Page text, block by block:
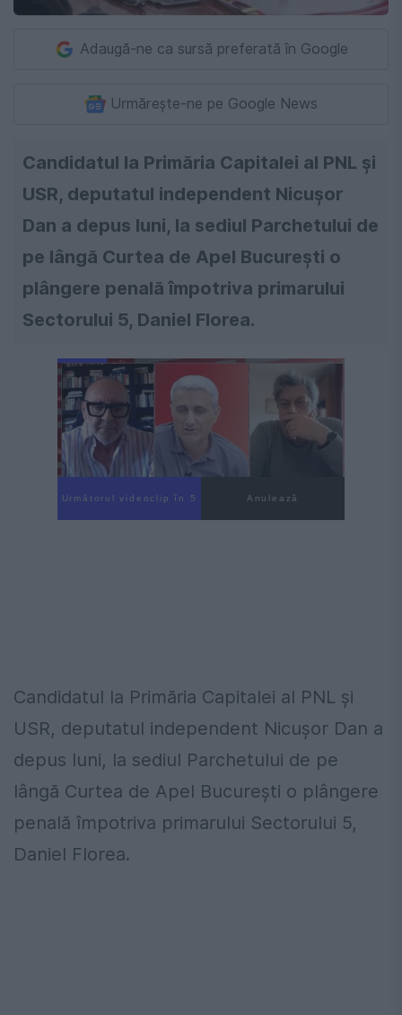
Adaugă-ne ca sursă preferată în Google
Urmărește-ne pe Google News
Candidatul la Primăria Capitalei al PNL și
USR, deputatul independent Nicuşor
Dan a depus luni, la sediul Parchetului de
pe lângă Curtea de Apel Bucureşti o
plângere penală împotriva primarului
Sectorului 5, Daniel Florea.
Următorul videoclip în 4 Anulează
Candidatul la Primăria Capitalei al PNL și
USR, deputatul independent Nicuşor Dan a
depus luni, la sediul Parchetului de pe
lângă Curtea de Apel Bucureşti o plângere
penală împotriva primarului Sectorului 5,
Daniel Florea.